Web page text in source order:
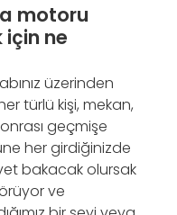
motoru
ne
üzerinden
türlü kişi, mekan,
geçmişe
her girdiğinizde
bakacak olursak
ve